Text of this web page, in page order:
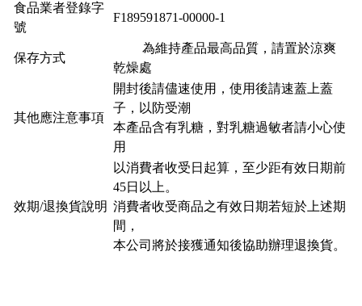
食品業者登錄字
號
F189591871-00000-1
保存方式
為維持產品最高品質，請置於涼爽
乾燥處
其他應注意事項
開封後請儘速使用，使用後請速蓋上蓋
子，以防受潮
本產品含有乳糖，對乳糖過敏者請小心使
用
效期/退換貨說明
以消費者收受日起算，至少距有效日期前
45日以上。
消費者收受商品之有效日期若短於上述期
間，
本公司將於接獲通知後協助辦理退換貨。